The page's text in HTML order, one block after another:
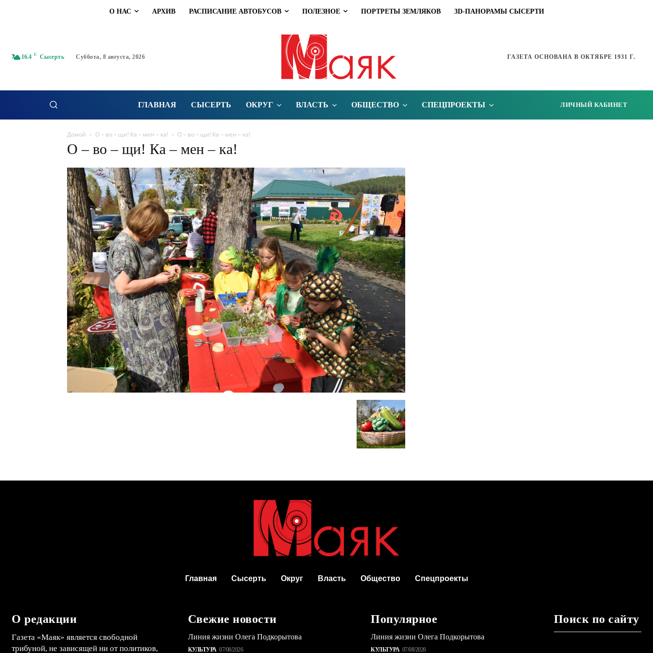
О НАС АРХИВ РАСПИСАНИЕ АВТОБУСОВ ПОЛЕЗНОЕ ПОРТРЕТЫ ЗЕМЛЯКОВ 3D-ПАНОРАМЫ СЫСЕРТИ
16.4 C Сысерть Суббота, 8 августа, 2026 ГАЗЕТА ОСНОВАНА В ОКТЯБРЕ 1931 Г.
ГЛАВНАЯ СЫСЕРТЬ ОКРУГ ВЛАСТЬ ОБЩЕСТВО СПЕЦПРОЕКТЫ ЛИЧНЫЙ КАБИНЕТ
Домой О – во – щи! Ка – мен – ка! О – во – щи! Ка – мен – ка!
О – во – щи! Ка – мен – ка!
Главная Сысерть Округ Власть Общество Спецпроекты
О редакции
Газета «Маяк» является свободной
трибуной, не зависящей ни от политиков,
Свежие новости
Линия жизни Олега Подкорытова
КУЛЬТУРА 07/08/2026
Популярное
Линия жизни Олега Подкорытова
КУЛЬТУРА 07/08/2026
Поиск по сайту